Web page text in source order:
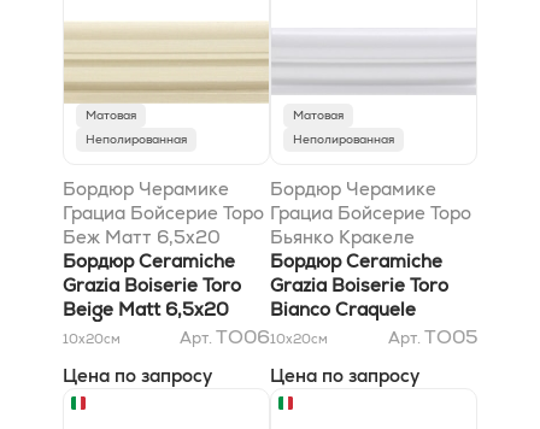
Матовая
Неполированная
Бордюр Черамике
Грациа Бойсерие Торо
Беж Матт 6,5x20
Бордюр Ceramiche
Grazia Boiserie Toro
Beige Matt 6,5x20
10x20см Арт. TO06
Цена по запросу
Матовая
Неполированная
Бордюр Черамике
Грациа Бойсерие Торо
Бьянко Кракеле
6,5x20
Бордюр Ceramiche
Grazia Boiserie Toro
Bianco Craquele
6,5x20
10x20см Арт. TO05
Цена по запросу